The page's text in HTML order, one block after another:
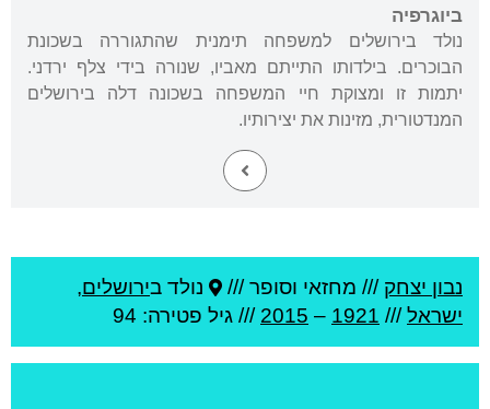
ביוגרפיה
נולד בירושלים למשפחה תימנית שהתגוררה בשכונת
הבוכרים. בילדותו התייתם מאביו, שנורה בידי צלף ירדני.
יתמות זו ומצוקת חיי המשפחה בשכונה דלה בירושלים
המנדטורית, מזינות את יצירותיו.
נבון יצחק /// מחזאי וסופר /// נולד בירושלים,
ישראל///
1921
–
2015 /// גיל פטירה: 94